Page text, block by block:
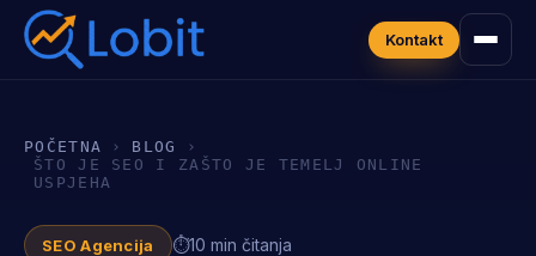
Kontakt
POČETNA › BLOG
›
ŠTO JE SEO I ZAŠTO JE TEMELJ ONLINE
USPJEHA
SEO Agencija
10 min čitanja